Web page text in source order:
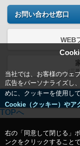
当社では、お客様のウェ
広告をパーソナライズし
めに、クッキーを使用し
Cookie（クッキー）やア
右の「同意して閉じる」
ンクをクリックすること
お問い合わせ窓口
WEB
（三
TOPへ